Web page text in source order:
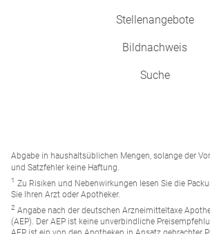
Stellenangebote
Bildnachweis
Suche
Abgabe in haushaltsüblichen Mengen, solange der
und Satzfehler keine Haftung.
1 Zu Risiken und Nebenwirkungen lesen Sie die
Sie Ihren Arzt oder Apotheker.
2 Angabe nach der deutschen Arzneimitteltaxe
(AEP). Der AEP ist keine unverbindliche